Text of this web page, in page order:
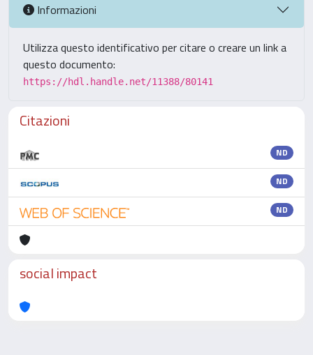
Informazioni
Utilizza questo identificativo per citare o creare un link a
questo documento:
https://hdl.handle.net/11388/80141
Citazioni
ND
ND
ND
social impact